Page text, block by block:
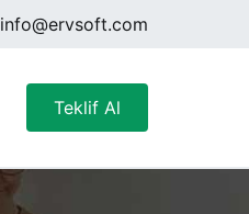
info@ervsoft.com
Teklif Al